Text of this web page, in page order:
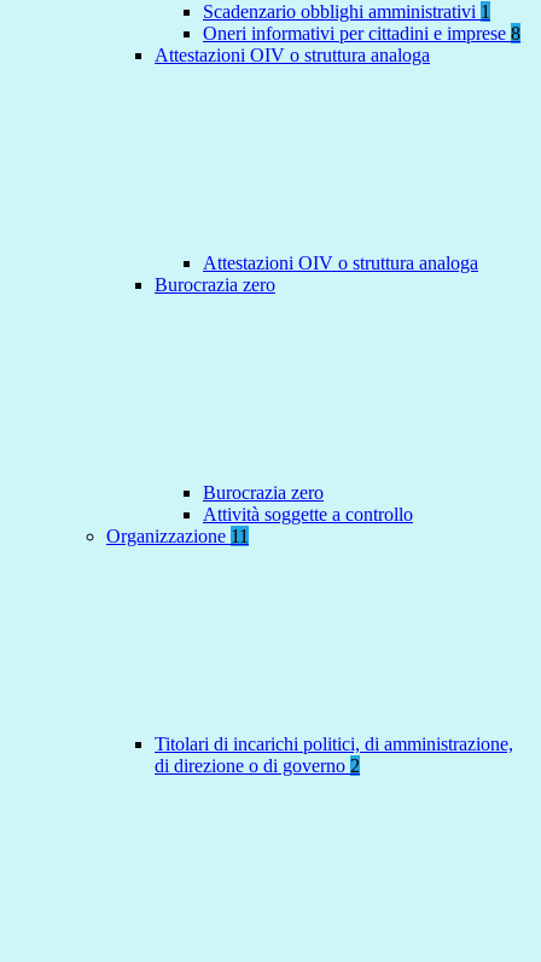
Scadenzario obblighi amministrativi 1
Oneri informativi per cittadini e imprese 8
Attestazioni OIV o struttura analoga
Attestazioni OIV o struttura analoga
Burocrazia zero
Burocrazia zero
Attività soggette a controllo
Organizzazione 11
Titolari di incarichi politici, di amministrazione,
di direzione o di governo 2